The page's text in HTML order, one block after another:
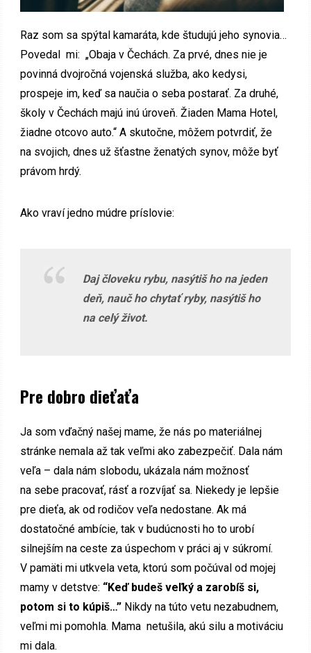
Raz som sa spýtal kamaráta, kde študujú jeho synovia…
Povedal mi: „Obaja v Čechách. Za prvé, dnes nie je
povinná dvojročná vojenská služba, ako kedysi,
prospeje im, keď sa naučia o seba postarať. Za druhé,
školy v Čechách majú inú úroveň. Žiaden Mama Hotel,
žiadne otcovo auto.“ A skutočne, môžem potvrdiť, že
na svojich, dnes už šťastne ženatých synov, môže byť
právom hrdý.
Ako vraví jedno múdre príslovie:
Daj človeku rybu, nasýtiš ho na jeden
deň, nauč ho chytať ryby, nasýtiš ho
na celý život.
Pre dobro dieťaťa
Ja som vďačný našej mame, že nás po materiálnej
stránke nemala až tak veľmi ako zabezpečiť. Dala nám
veľa – dala nám slobodu, ukázala nám možnosť
na sebe pracovať, rásť a rozvíjať sa. Niekedy je lepšie
pre dieťa, ak od rodičov veľa nedostane. Ak má
dostatočné ambície, tak v budúcnosti ho to urobí
silnejším na ceste za úspechom v práci aj v súkromí.
V pamäti mi utkvela veta, ktorú som počúval od mojej
mamy v detstve: “Keď budeš veľký a zarobíš si,
potom si to kúpiš…” Nikdy na túto vetu nezabudnem,
veľmi mi pomohla. Mama netušila, akú silu a motiváciu
mi dala.